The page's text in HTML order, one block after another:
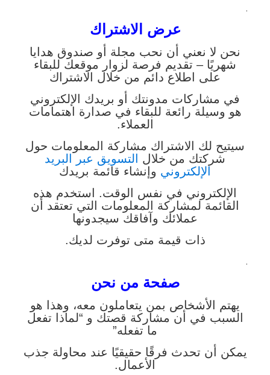
.
عرض الاشتراك
نحن لا نعني أن نحب مجلة أو صندوق هدايا
شهريًا – تقديم فرصة لزوار موقعك للبقاء
على اطلاع دائم من خلال الاشتراك
في مشاركات مدونتك أو بريدك الإلكتروني
هو وسيلة رائعة للبقاء في صدارة اهتمامات
العملاء.
سيتيح لك الاشتراك مشاركة المعلومات حول
شركتك من خلال
التسويق عبر البريد
الإلكتروني وإنشاء قائمة بريدك
الإلكتروني في نفس الوقت. استخدم هذه
القائمة لمشاركة المعلومات التي تعتقد أن
عملائك وآفاقك سيجدونها
ذات قيمة متى توفرت لديك.
.
صفحة من نحن
يهتم الأشخاص بمن يتعاملون معه، وهذا هو
السبب في أن مشاركة قصتك و “لماذا تفعل
ما تفعله”
يمكن أن تحدث فرقًا حقيقيًا عند محاولة جذب
الأعمال.